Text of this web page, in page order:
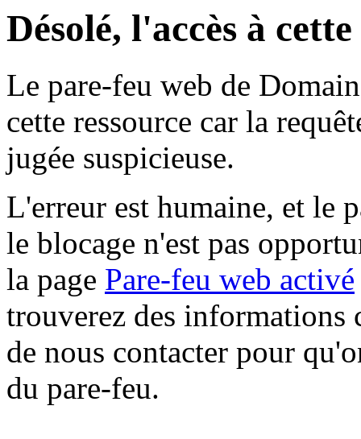
Désolé, l'accès à
Le pare-feu web de
cette ressource car la
jugée suspicieuse.
L'erreur est humaine, et le
le blocage n'est pas
la page Pare-feu web activé
trouverez des informations
de nous contacter pour
du pare-feu.